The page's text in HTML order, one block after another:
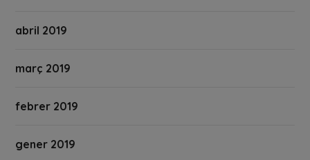
abril 2019
març 2019
febrer 2019
gener 2019